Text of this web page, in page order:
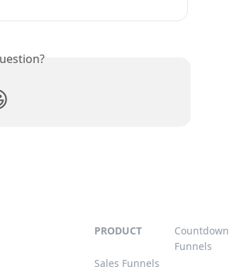
PRODUCT
Sales Funnels
Countdown
Funnels